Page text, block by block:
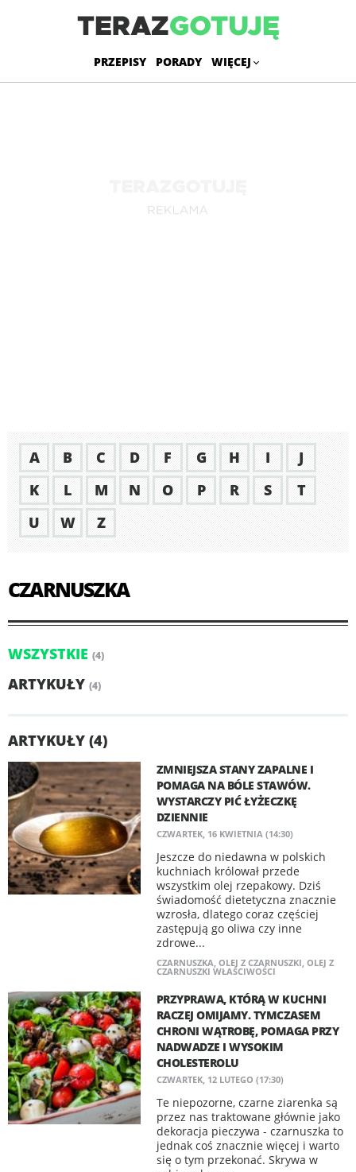
PRZEPISY PORADY WIĘCEJ
A B C D F G H I
J
K
L M N O P R S
T
U
W Z
CZARNUSZKA
WSZYSTKIE (4)
ARTYKUŁY (4)
ARTYKUŁY (4)
ZMNIEJSZA STANY ZAPALNE I
POMAGA NA BÓLE STAWÓW.
WYSTARCZY PIĆ ŁYŻECZKĘ
DZIENNIE
CZWARTEK, 16 KWIETNIA (14:30)
Jeszcze do niedawna w polskich
kuchniach królował przede
wszystkim olej rzepakowy. Dziś
świadomość dietetyczna znacznie
wzrosła, dlatego coraz częściej
zastępują go oliwa czy inne
zdrowe...
CZARNUSZKA, OLEJ Z CZARNUSZKI, OLEJ Z
CZARNUSZKI WŁAŚCIWOŚCI
PRZYPRAWA, KTÓRĄ W KUCHNI
RACZEJ OMIJAMY. TYMCZASEM
CHRONI WĄTROBĘ, POMAGA PRZY
NADWADZE I WYSOKIM
CHOLESTEROLU
CZWARTEK, 12 LUTEGO (17:30)
Te niepozorne, czarne ziarenka są
przez nas traktowane głównie jako
dekoracja pieczywa - czarnuszka to
jednak coś znacznie więcej i warto
się o tym przekonać. Skrywa w